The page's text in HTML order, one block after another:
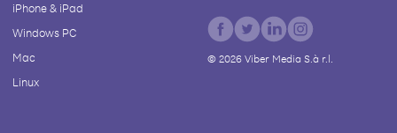
iPhone & iPad
Windows PC
Mac
Linux
© 2026Viber Media S.à r.l.